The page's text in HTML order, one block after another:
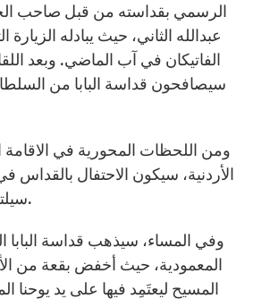
الرسمي بقداسته من قبل صاحب
عبدالله الثاني، حيث يبادله الزيارة
الفاتيكان في آب الماضي. وبعد
سيصافحون قداسة البابا من
ومن اللحظات المحورية في
الأردنية، سيكون الاحتفال بالقداس
سيلتقي بحشود المؤمنين.
وفي المساء، سيذهب قداسة
المعمودية، حيث أخفض بقعة من
المسيح ليعتَمِد فيها على يد يوحنا